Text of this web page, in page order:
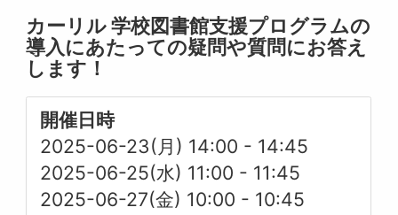
カーリル 学校図書館支援プログラムの
導入にあたっての疑問や質問にお答え
します！
開催日時
2025-06-23(月) 14:00 - 14:45
2025-06-25(水) 11:00 - 11:45
2025-06-27(金) 10:00 - 10:45